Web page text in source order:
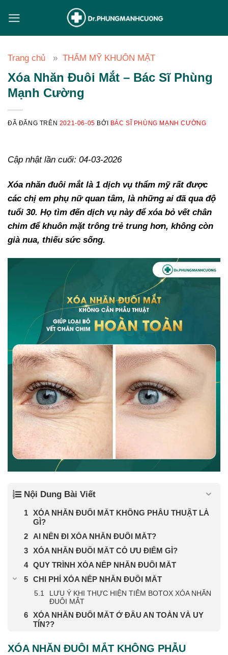
đến
nội
Trang chủ
THẨM MỸ KHUÔN MẶT
Xóa Nhăn Đuôi Mắt – Bác Sĩ Phùng
Mạnh Cường
ĐÃ ĐĂNG TRÊN 2021-06-05 BỞI BÁC SĨ PHÙNG MẠNH CƯỜNG
Cập nhật lần cuối: 04-03-2026
Xóa nhăn đuôi mắt là 1 dịch vụ thẩm mỹ rất được
các chị em phụ nữ quan tâm, là những ai đã qua độ
tuổi 30. Họ tìm đến dịch vụ này để xóa bỏ vết chân
chim để khuôn mặt trông trẻ trung hơn, không còn
già nua, thiếu sức sống.
Nội Dung Bài Viết
XÓA NHĂN ĐUÔI MẮT KHÔNG PHẪU THUẬT LÀ
GÌ?
AI NÊN ĐI XÓA NHĂN ĐUÔI MẮT?
XÓA NHĂN ĐUÔI MẮT CÓ ƯU ĐIỂM GÌ?
QUY TRÌNH XÓA NẾP NHĂN ĐUÔI MẮT
CHI PHÍ XÓA NẾP NHĂN ĐUÔI MẮT
LƯU Ý KHI THỰC HIỆN TIÊM BOTOX XÓA NHĂN
ĐUÔI MẮT
XÓA NHĂN ĐUÔI MẮT Ở ĐÂU AN TOÀN VÀ UY
TÍN??
XÓA NHĂN ĐUÔI MẮT KHÔNG PHẪU